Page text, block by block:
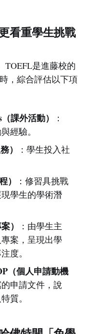
看重學生挑戰
TOEFL是進藤校的
，綜合評估以下項
課外活動）
：
經驗。
）
：學生投入社
）
：修習具挑戰
學生的學術潛
）
：由學生主
案，呈現出學
度。
（個人申請動機
申請文件，說
質。